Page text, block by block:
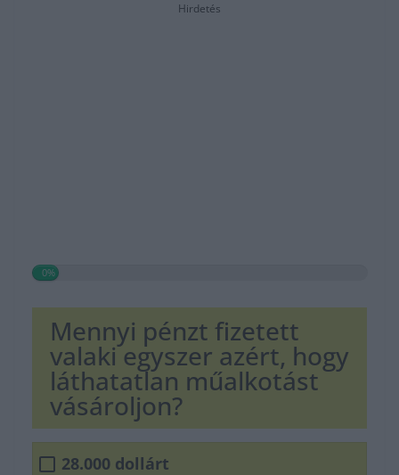
Hirdetés
0%
Mennyi pénzt fizetett
valaki egyszer azért, hogy
láthatatlan műalkotást
vásároljon?
28.000 dollárt